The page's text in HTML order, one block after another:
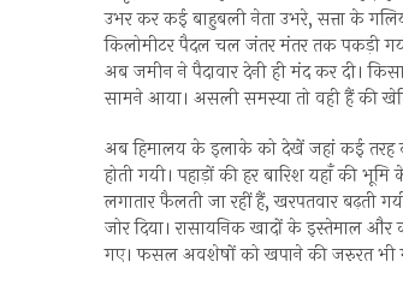
उभर कर कई बाहुबली नेता उभरे, सत्ता के
किलोमीटर पैदल चल जंतर मंतर तक पकड़ी गयी
अब जमीन ने पैदावार देनी ही मंद कर दी।
सामने आया। असली समस्या तो वही हैं की
अब हिमालय के इलाके को देखें जहां कई तरह
होती गयी। पहाड़ों की हर बारिश यहाँ की
लगातार फैलती जा रहीं हैं, खरपतवार बढ़ती
जोर दिया। रासायनिक खादों के इस्तेमाल और
गए। फसल अवशेषों को खपाने की जरुरत भी